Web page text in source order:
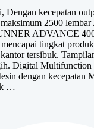
ini
adalah:
Dengan kecepatan
maksimum 2500
ADVANCE
tingkat
tersibuk.
Digital
dengan kecepatan
…